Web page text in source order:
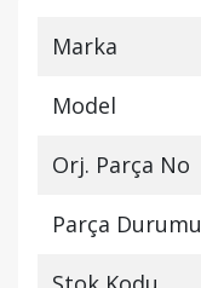
Marka
Model
Orj. Parça No
Parça Durumu